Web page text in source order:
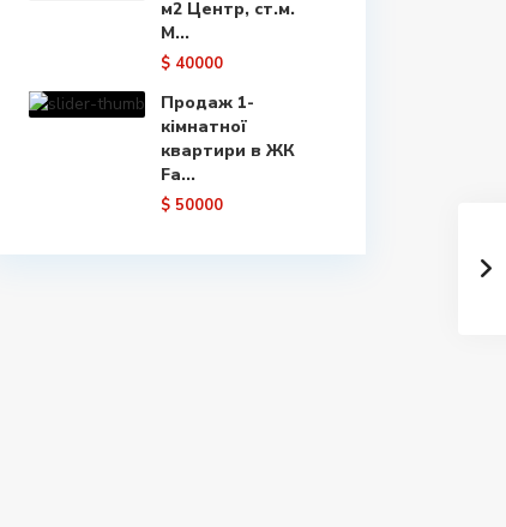
м2 Центр, ст.м.
М...
$ 40000
Продаж 1-
кімнатної
квартири в ЖК
Fa...
$ 50000